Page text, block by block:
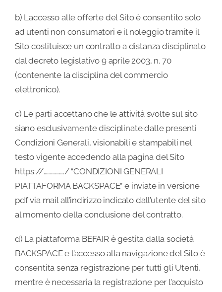
FAQ
b) Laccesso alle offerte del Sito è consentito solo
ad utenti non consumatori e il noleggio tramite il
Sito costituisce un contratto a distanza disciplinato
dal decreto legislativo 9 aprile 2003, n. 70
(contenente la disciplina del commercio
elettronico).
c) Le parti accettano che le attività svolte sul sito
siano esclusivamente disciplinate dalle presenti
Condizioni Generali, visionabili e stampabili nel
testo vigente accedendo alla pagina del Sito
https://……………./ “CONDIZIONI GENERALI
PIATTAFORMA BACKSPACE” e inviate in versione
pdf via mail all’indirizzo indicato dall’utente del sito
al momento della conclusione del contratto.
d) La piattaforma BEFAIR è gestita dalla società
BACKSPACE e l’accesso alla navigazione del Sito è
consentita senza registrazione per tutti gli Utenti,
mentre è necessaria la registrazione per l’acquisto